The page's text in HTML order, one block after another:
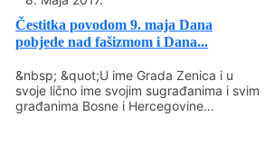
Čestitka povodom 9. maja Dana
pobjede nad fašizmom i Dana...
&nbsp; &quot;U ime Grada Zenica i u
svoje lično ime svojim sugrađanima i svim
građanima Bosne i Hercegovine